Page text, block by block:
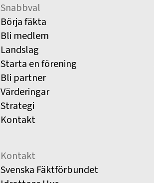
Snabbval
Börja fäkta
Bli medlem
Landslag
Starta en förening
Bli partner
Värderingar
Strategi
Kontakt
Kontakt
Svenska Fäktförbundet